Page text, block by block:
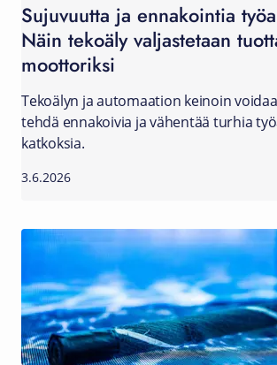
Sujuvuutta ja ennakointia
Näin tekoäly valjastetaan
moottoriksi
Tekoälyn ja automaation keinoin
tehdä ennakoivia ja vähentää turhia
katkoksia.
3.6.2026